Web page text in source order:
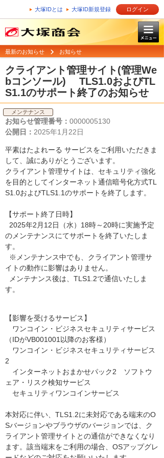
大塚IDとは 大塚ID新規登録 ログイン
最新のお知らせ お知らせ
クライアント管理サイト(管理We
bコンソール) TLS1.0およびTL
S1.1のサポート終了のお知らせ
メンテナンス
お知らせ管理番号： 0000005130
公開日： 2025年1月22日
平素はたよれーる サービスをご利用いただきま
して、誠にありがとうございます。
クライアント管理サイトは、セキュリティ強化
を目的としてインターネット通信暗号化方式TL
S1.0およびTLS1.1のサポートを終了します。
【サポート終了日時】
2025年2月12日（水）18時～20時に実施予定
のメンテナンスにてサポートを終了いたしま
す。
※メンテナンス中でも、クライアント管理サ
イトの動作に影響はありません。
メンテナンス後は、TLS1.2で通信いたしま
す。
【影響を受けるサービス】
ワンコイン・ビジネスセキュリティサービス
（IDがVB001001以降のお客様）
ワンコイン・ビジネスセキュリティサービス
2
インターネットおまかせパック2 ソフトウ
ェア・リスク検知サービス
セキュリティワンコインサービス
本対応に伴い、TLS1.2に未対応である端末のO
Sバージョンやブラウザのバージョンでは、ク
ライアント管理サイトとの通信ができなくなり
ます。該当端末をご利用の場合、OSアップグレ